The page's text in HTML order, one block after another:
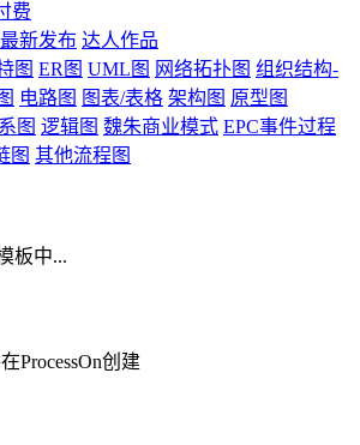
费
最新发布 达人作品
图 ER图 UML图 网络拓扑图 组织结构-
电路图 图表/表格 架构图 原型图
图 逻辑图 魏朱商业模式 EPC事件过程
图 其他流程图
板中...
ProcessOn创建